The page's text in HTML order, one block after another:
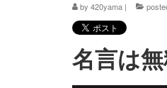
by 420yama |
名言は